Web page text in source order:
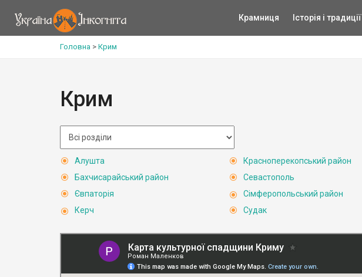
Крамниця Історія і традиції
Головна > Крим
Крим
Алушта
Бахчисарайський район
Євпаторія
Керч
Красноперекопський район
Севастополь
Сімферопольський район
Судак